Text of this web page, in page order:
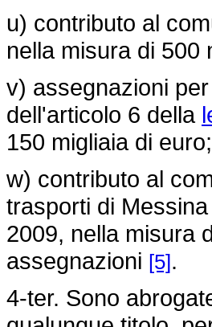
u) contributo al
nella misura di 500
v) assegnazioni
dell'articolo 6 della
150 migliaia di euro;
w) contributo al
trasporti di
2009, nella misura
assegnazioni [5].
4-ter. Sono